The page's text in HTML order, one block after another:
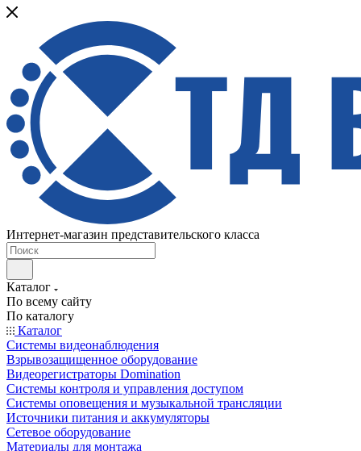
Интернет-магазин представительского класса
Каталог
По всему сайту
По каталогу
Каталог
Системы видеонаблюдения
Взрывозащищенное оборудование
Видеорегистраторы Domination
Системы контроля и управления доступом
Системы оповещения и музыкальной трансляции
Источники питания и аккумуляторы
Сетевое оборудование
Материалы для монтажа